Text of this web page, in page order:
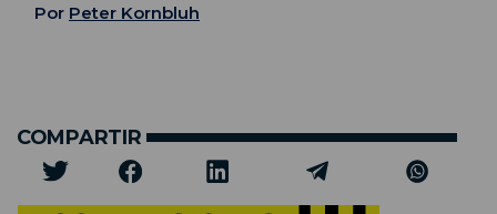
Por Peter Kornbluh
COMPARTIR